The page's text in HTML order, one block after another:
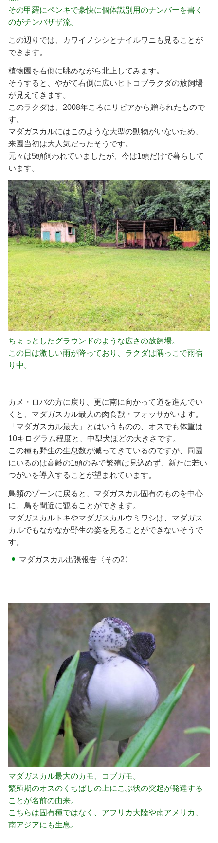
その甲羅にペンキで豪快に個体識別用のナンバーを書く
のがチンバザザ流。
この辺りでは、カワイノシシとナイルワニも見ることが
できます。
植物園を右側に眺めながら北上してみます。
そうすると、やがて右側に広いヒトコブラクダの放飼場
が見えてきます。
このラクダは、2008年ころにリビアから贈られたもので
す。
マダガスカルにはこのような大型の動物がいないため、
来園当初は大人気だったそうです。
元々は5頭飼われていましたが、今は1頭だけで暮らして
います。
ちょっとしたグラウンドのような広さの放飼場。
この日は激しい雨が降っており、ラクダは隅っこで雨宿
り中。
カメ・ロバの方に戻り、更に南に向かって道を進んでい
くと、マダガスカル最大の肉食獣・フォッサがいます。
「マダガスカル最大」とはいうものの、オスでも体重は
10キログラム程度と、中型犬ほどの大きさです。
この種も野生の生息数が減ってきているのですが、同園
にいるのは高齢の1頭のみで繁殖は見込めず、新たに若い
つがいを導入することが望まれています。
鳥類のゾーンに戻ると、マダガスカル固有のものを中心
に、鳥を間近に観ることができます。
マダガスカルトキやマダガスカルウミワシは、マダガス
カルでもなかなか野生の姿を見ることができないそうで
す。
マダガスカル出張報告〈その2〉
マダガスカル最大のカモ、コブガモ。
繁殖期のオスのくちばしの上にこぶ状の突起が発達する
ことが名前の由来。
こちらは固有種ではなく、アフリカ大陸や南アメリカ、
南アジアにも生息。